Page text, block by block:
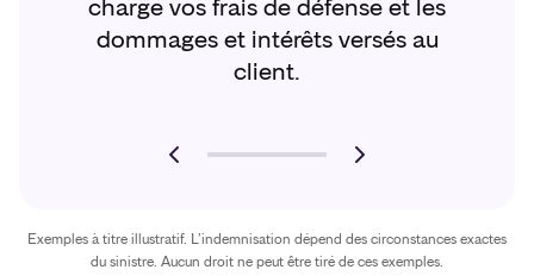
charge vos frais de défense et les
dommages et intérêts versés au
client.
Exemples à titre illustratif. L’indemnisation dépend des circonstances exactes
du sinistre. Aucun droit ne peut être tiré de ces exemples.